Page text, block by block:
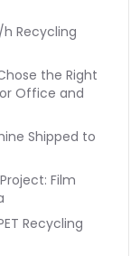
Recycling
the Right
Office and
Shipped to
Film
Recycling